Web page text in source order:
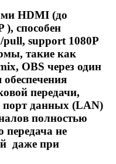
HDMI (до
), способен
pull, support 1080P
такие как
OBS через один
обеспечения
передачи,
порт данных (LAN)
полностью
передача не
даже при